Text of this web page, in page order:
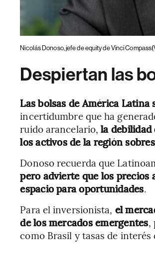
Nicolás Donoso, jefe de equity de Vinci Compass
Despiertan las
Las bolsas de América
incertidumbre que ha
ruido arancelario,la debilidad
los activos de la región
Donoso recuerda que
pero advierte que los precios
espacio para oportunidades.
Para el inversionista, el
de los mercados emergentes,
como Brasil y tasas de interés